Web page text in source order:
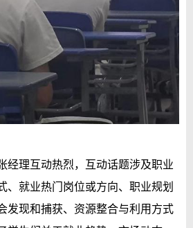
经理互动热烈，互动话题涉及职业
、就业热门岗位或方向、职业规划
发现和捕获、资源整合与利用方式